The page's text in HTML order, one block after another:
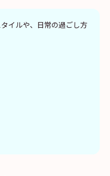
イルや、日常の過ごし方